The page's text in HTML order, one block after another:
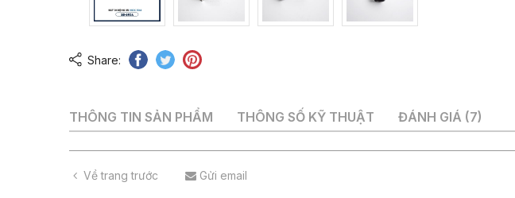
Share:
THÔNG TIN SẢN PHẨM THÔNG SỐ KỸ THUẬT ĐÁNH GIÁ (7)
Về trang trước Gửi email